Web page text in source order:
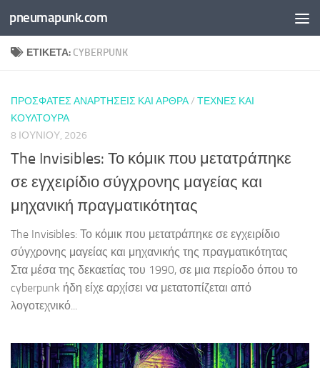
Skip to content
pneumapunk.com
ΕΤΙΚΈΤΑ: CYBERPUNK
ΠΡΌΣΦΑΤΕΣ ΑΝΑΡΤΉΣΕΙΣ ΚΑΙ ΆΡΘΡΑ/ ΤΈΧΝΕΣ ΚΑΙ
ΚΟΥΛΤΟΎΡΑ
8 ΙΟΥΝΊΟΥ, 2026
The Invisibles: Το κόμικ που μετατράπηκε
σε εγχειρίδιο σύγχρονης μαγείας και
μηχανική πραγματικότητας
The Invisibles: Το κόμικ που μετατράπηκε σε εγχειρίδιο
σύγχρονης μαγείας και μηχανικής της πραγματικότητας
Στα μέσα της δεκαετίας του 1990, σε μια περίοδο όπου το
cyberpunk ήδη είχε αρχίσει να μετατοπίζεται από
λογοτεχνικό...